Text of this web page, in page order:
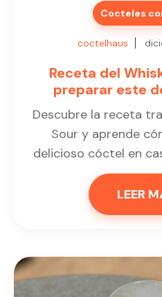
Cocteles
coctelhaus
Receta del
preparar este
Descubre la receta
Sour y aprende
delicioso cóctel en
LEER